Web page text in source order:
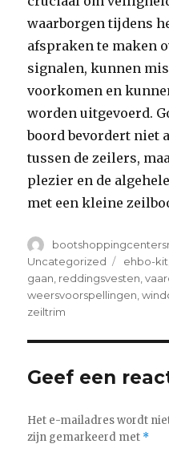
waarborgen tijdens
afspraken te maken
signalen, kunnen
voorkomen en
worden uitgevoerd.
boord bevordert niet
tussen de zeilers,
plezier en de
met een kleine
Author
Uncategorized
Tags
ehbo-kit
gaan reddingsvesten ,
weersvoorspellingen ,
zeiltrim
Geef een
Het e-mailadres wordt
zijn gemarkeerd met *